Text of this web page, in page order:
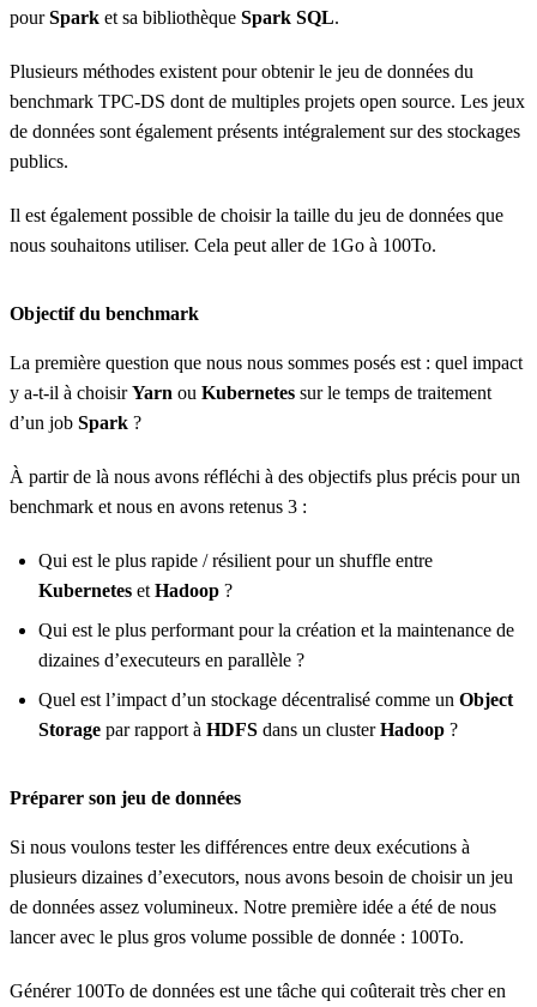
pourSpark et sa bibliothèque Spark SQL.
Plusieurs méthodes existent pour obtenir le jeu de données du
benchmark TPC-DS dont de multiples projets open source. Les jeux
de données sont également présents intégralement sur des stockages
publics.
Il est également possible de choisir la taille du jeu de données que
nous souhaitons utiliser. Cela peut aller de 1Go à 100To.
Objectif du benchmark
La première question que nous nous sommes posés est : quel impact
y a-t-il à choisirYarn ou Kubernetes sur le temps de traitement
d’un job Spark ?
À partir de là nous avons réfléchi à des objectifs plus précis pour un
benchmark et nous en avons retenus 3 :
Qui est le plus rapide / résilient pour un shuffle entre
Kubernetes et Hadoop ?
Qui est le plus performant pour la création et la maintenance de
dizaines d’executeurs en parallèle ?
Quel est l’impact d’un stockage décentralisé comme un Object
Storage par rapport à HDFS dans un clusterHadoop ?
Préparer son jeu de données
Si nous voulons tester les différences entre deux exécutions à
plusieurs dizaines d’executors, nous avons besoin de choisir un jeu
de données assez volumineux. Notre première idée a été de nous
lancer avec le plus gros volume possible de donnée : 100To.
Générer 100To de données est une tâche qui coûterait très cher en